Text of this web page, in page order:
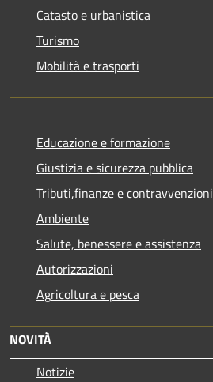
Catasto e urbanistica
Turismo
Mobilità e trasporti
Educazione e formazione
Giustizia e sicurezza pubblica
Tributi,finanze e contravvenzioni
Ambiente
Salute, benessere e assistenza
Autorizzazioni
Agricoltura e pesca
NOVITÀ
Notizie